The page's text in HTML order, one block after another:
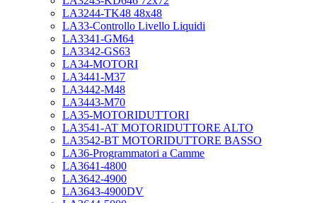
LA3244-TK48 48x48
LA33-Controllo Livello Liquidi
LA3341-GM64
LA3342-GS63
LA34-MOTORI
LA3441-M37
LA3442-M48
LA3443-M70
LA35-MOTORIDUTTORI
LA3541-AT MOTORIDUTTORE ALTO
LA3542-BT MOTORIDUTTORE BASSO
LA36-Programmatori a Camme
LA3641-4800
LA3642-4900
LA3643-4900DV